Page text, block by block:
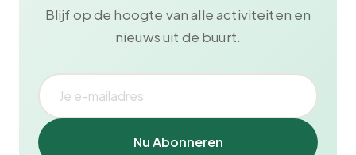
Blijf op de hoogte van alle activiteiten en
nieuws uit de buurt.
Nu Abonneren